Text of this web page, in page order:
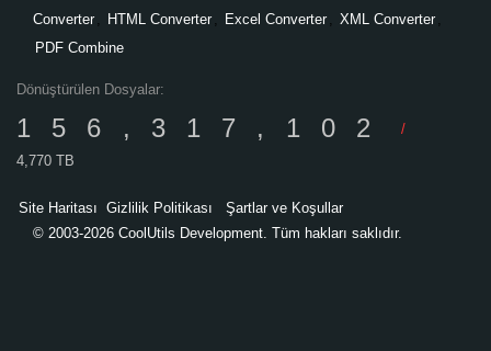
Converter
HTML Converter Excel Converter XML Converter
PDF Combine
Dönüştürülen Dosyalar:
156,317,102
/
4,770 TB
Site Haritası Gizlilik Politikası
Şartlar ve Koşullar
© 2003-2026 CoolUtils Development. Tüm hakları saklıdır.